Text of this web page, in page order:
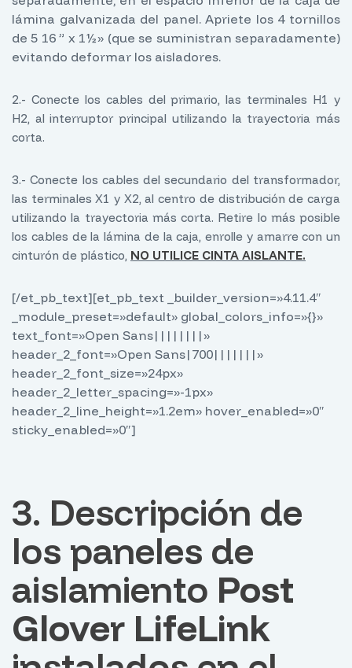
lámina galvanizada del panel. Apriete los 4 tornillos
de 5 16 ” x 1½» (que se suministran separadamente)
evitando deformar los aisladores.
2.- Conecte los cables del primario, las terminales H1 y
H2, al interruptor principal utilizando la trayectoria más
corta.
3.- Conecte los cables del secundario del transformador,
las terminales X1 y X2, al centro de distribución de carga
utilizando la trayectoria más corta. Retire lo más posible
los cables de la lámina de la caja, enrolle y amarre con un
cinturón de plástico, NO UTILICE CINTA AISLANTE.
[/et_pb_text][et_pb_text _builder_version=»4.11.4″
_module_preset=»default» global_colors_info=»{}»
text_font=»Open Sans||||||||»
header_2_font=»Open Sans|700|||||||»
header_2_font_size=»24px»
header_2_letter_spacing=»-1px»
header_2_line_height=»1.2em» hover_enabled=»0″
sticky_enabled=»0″]
3. Descripción de
los paneles de
aislamiento Post
Glover LifeLink